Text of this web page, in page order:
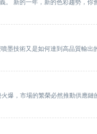
。 新的一年，新的色彩趨勢，你
墨技術又是如何達到高品質輸出
爆，市場的繁榮必然推動供應鏈